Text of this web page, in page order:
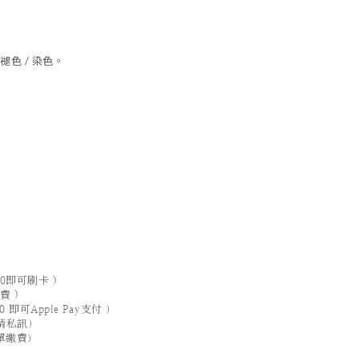
色 / 染色。
即可刷卡 )
)
可Apple Pay支付 ）
訊）
費）